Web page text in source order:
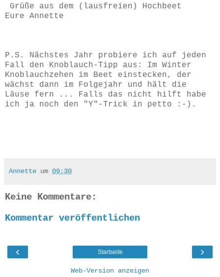
Grüße aus dem (lausfreien) Hochbeet
Eure Annette
P.S. Nächstes Jahr probiere ich auf jeden
Fall den Knoblauch-Tipp aus: Im Winter
Knoblauchzehen im Beet einstecken, der
wächst dann im Folgejahr und hält die
Läuse fern ... Falls das nicht hilft habe
ich ja noch den "Y"-Trick in petto :-).
Annette um 09:30
Keine Kommentare:
Kommentar veröffentlichen
‹ ›
Startseite
Web-Version anzeigen